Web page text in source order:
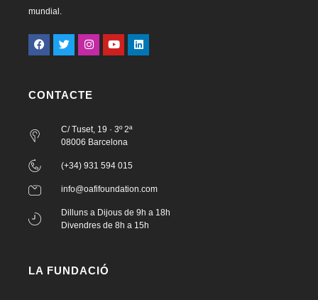
mundial.
CONTACTE
C/ Tuset, 19 · 3º 2ª
08006 Barcelona
(+34) 931 594 015
info@oafifoundation.com
Dilluns a Dijous de 9h a 18h
Divendres de 8h a 15h
LA FUNDACIÓ